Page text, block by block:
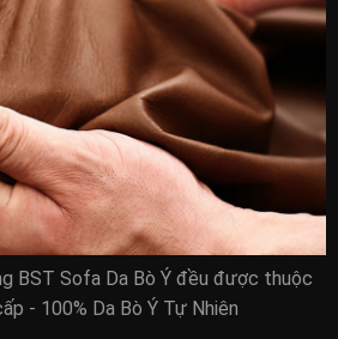
BST Sofa Da Bò Ý đều được thuộc
- 100% Da Bò Ý Tự Nhiên